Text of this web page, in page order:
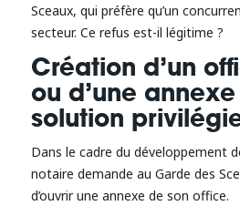
Sceaux, qui préfère qu’un
secteur. Ce refus est-il légitime ?
Création d’un
ou d’une
solution
Dans le cadre du développement
notaire demande au Garde des
d’ouvrir une annexe de son office.